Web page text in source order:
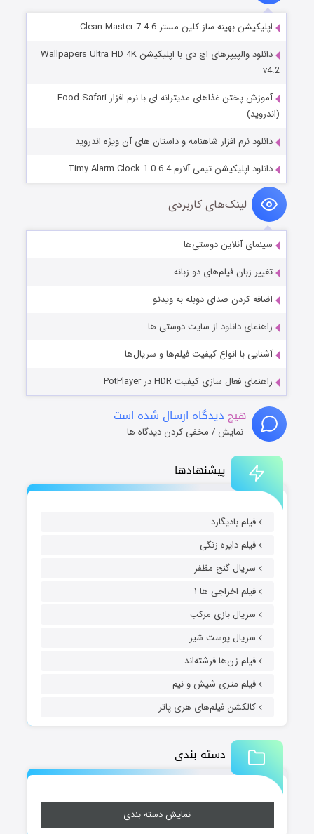
پیشنهادها
فیلم بادیگارد
فیلم دایره زنگی
سریال گنج مظفر
فیلم اخراجی ها ۱
سریال بازی مرکب
سریال پوست شیر
فیلم زن‌ها فرشته‌اند
فیلم متری شیش و نیم
کالکشن فیلم‌های هری پاتر
دسته بندی
نمایش دسته بندی
اپلیکیشن بهینه ساز کلین مستر Clean Master 7.4.6
دانلود والپیپرهای اچ دی با اپلیکیشن Wallpapers Ultra HD 4K
v4.2
آموزش پختن غذاهای مدیترانه ای با نرم افزار Food Safari
(اندروید)
دانلود نرم افزار شاهنامه و داستان های آن ویژه اندروید
دانلود اپلیکیشن تیمی آلارم Timy Alarm Clock 1.0.6.4
لینک‌های کاربردی
سینمای آنلاین دوستی‌ها
تغییر زبان فیلم‌های دو زبانه
اضافه کردن صدای دوبله به ویدئو
راهنمای دانلود از سایت دوستی ها
آشنایی با انواع کیفیت فیلم‌ها و سریال‌ها
راهنمای فعال سازی کیفیت HDR در PotPlayer
هیچ دیدگاه ارسال شده است
نمایش / مخفی کردن دیدگاه ها